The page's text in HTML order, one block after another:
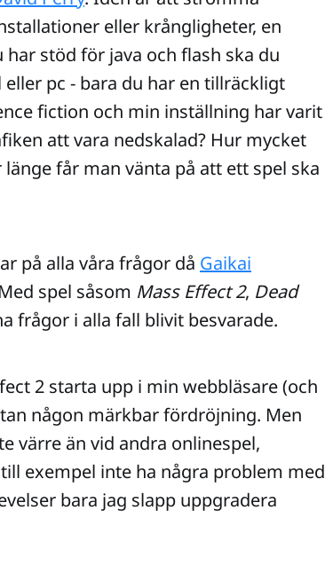
eller krångligheter, en
stöd för java och flash ska du
pc - bara du har en tillräckligt
fiction och min inställning har varit
att vara nedskalad? Hur mycket
får man vänta på att ett spel ska
på alla våra frågor då Gaikai
spel såsom Mass Effect 2, Dead
frågor i alla fall blivit besvarade.
2 starta upp i min webbläsare (och
någon märkbar fördröjning. Men
värre än vid andra onlinespel,
exempel inte ha några problem med
bara jag slapp uppgradera